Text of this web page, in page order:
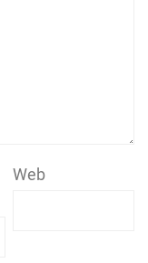
Web